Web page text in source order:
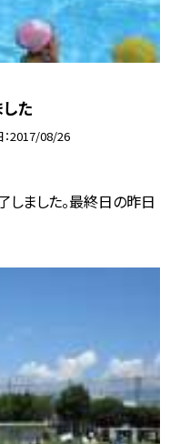
た
2017/08/26
しました。最終日の昨日